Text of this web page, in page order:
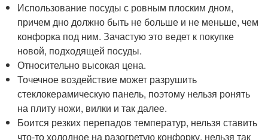
Использование посуды с ровным плоским дном,
причем дно должно быть не больше и не меньше, чем
конфорка под ним. Зачастую это ведет к покупке
новой, подходящей посуды.
Относительно высокая цена.
Точечное воздействие может разрушить
стеклокерамическую панель, поэтому нельзя ронять
на плиту ножи, вилки и так далее.
Боится резких перепадов температур, нельзя ставить
что-то холодное на разогретую конфорку, нельзя так